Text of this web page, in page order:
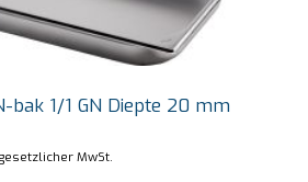
bak 1/1 GN Diepte 20 mm
MwSt.